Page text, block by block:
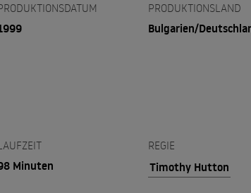
PRODUKTIONSLAND
Bulgarien/
Minuten
REGIE
Timothy Hutton